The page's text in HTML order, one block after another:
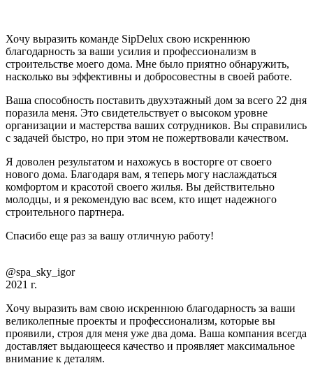
Хочу выразить команде SipDelux свою искреннюю
благодарность за ваши усилия и профессионализм в
строительстве моего дома. Мне было приятно обнаружить,
насколько вы эффективны и добросовестны в своей работе.
Ваша способность поставить двухэтажный дом за всего 22 дня
поразила меня. Это свидетельствует о высоком уровне
организации и мастерства ваших сотрудников. Вы справились
с задачей быстро, но при этом не пожертвовали качеством.
Я доволен результатом и нахожусь в восторге от своего
нового дома. Благодаря вам, я теперь могу наслаждаться
комфортом и красотой своего жилья. Вы действительно
молодцы, и я рекомендую вас всем, кто ищет надежного
строительного партнера.
Спасибо еще раз за вашу отличную работу!
@spa_sky_igor
2021 г.
Хочу выразить вам свою искреннюю благодарность за ваши
великолепные проекты и профессионализм, которые вы
проявили, строя для меня уже два дома. Ваша компания всегда
доставляет выдающееся качество и проявляет максимальное
внимание к деталям.